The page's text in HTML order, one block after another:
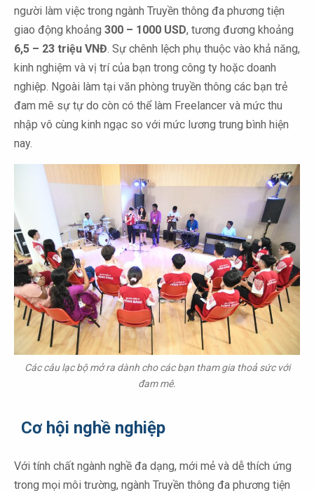
người làm việc trong ngành Truyền thông đa phương tiện
giao động khoảng 300 – 1000 USD, tương đương khoảng
6,5 – 23 triệu VNĐ. Sự chênh lệch phụ thuộc vào khả năng,
kinh nghiệm và vị trí của bạn trong công ty hoặc doanh
nghiệp. Ngoài làm tại văn phòng truyền thông các bạn trẻ
đam mê sự tự do còn có thể làm Freelancer và mức thu
nhập vô cùng kinh ngạc so với mức lương trung bình hiện
nay.
Các câu lạc bộ mở ra dành cho các bạn tham gia thoả sức với
đam mê.
Cơ hội nghề nghiệp
Với tính chất ngành nghề đa dạng, mới mẻ và dễ thích ứng
trong mọi môi trường, ngành Truyền thông đa phương tiện